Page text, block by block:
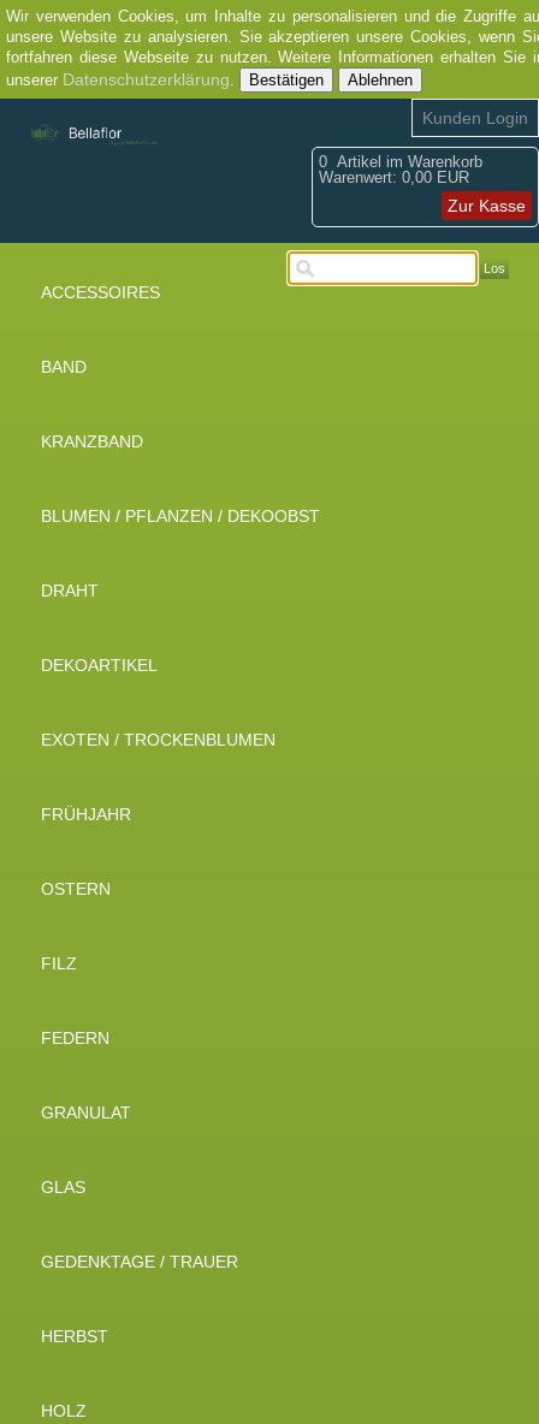
Wir verwenden Cookies, um Inhalte zu personalisieren und die Zugriffe
unsere Website zu analysieren. Sie akzeptieren unsere Cookies, wenn
fortfahren diese Webseite zu nutzen. Weitere Informationen erhalten Sie
unserer Datenschutzerklärung. Bestätigen Ablehnen
0 Artikel im Warenkorb
Warenwert: 0,00 EUR
Zur Kasse
Kunden Login
Los
ACCESSOIRES
BAND
KRANZBAND
BLUMEN / PFLANZEN / DEKOOBST
DRAHT
DEKOARTIKEL
EXOTEN / TROCKENBLUMEN
FRÜHJAHR
OSTERN
FILZ
FEDERN
GRANULAT
GLAS
GEDENKTAGE / TRAUER
HERBST
HOLZ